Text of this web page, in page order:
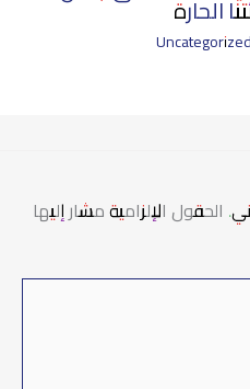
الحارة
Uncategorized
الحقول الإلزامية مشار إليها